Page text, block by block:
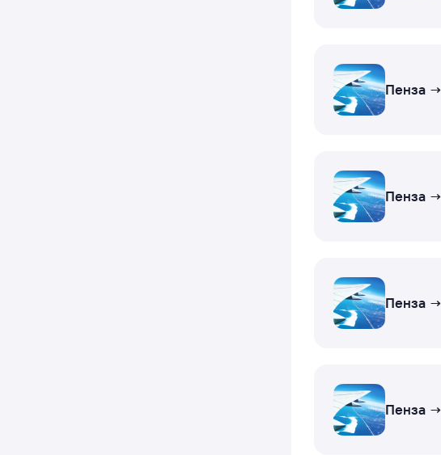
Пенза
Пенза
Пенза
Пенза